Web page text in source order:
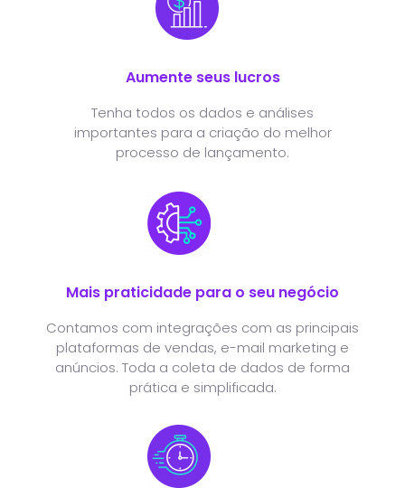
Aumente seus lucros
Tenha todos os dados e análises
importantes para a criação do melhor
processo de lançamento.
Mais praticidade para o seu negócio
Contamos com integrações com as principais
plataformas de vendas, e-mail marketing e
anúncios. Toda a coleta de dados de forma
prática e simplificada.